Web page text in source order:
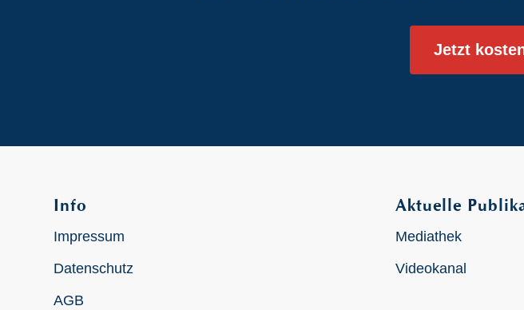
Jetzt
Info
Impressum
Datenschutz
AGB
Aktuelle
Mediathek
Videokanal